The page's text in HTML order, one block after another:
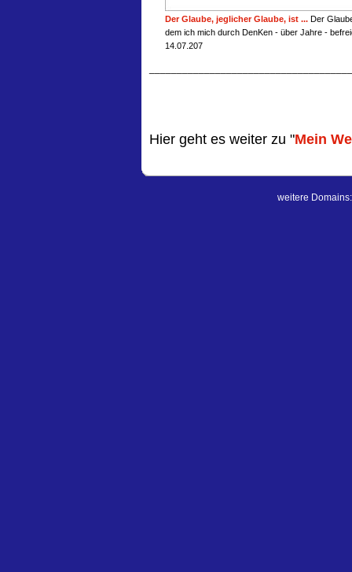
Der Glaube, jeglicher Glaube, ist ... Der
dem ich mich durch DenKen - über Jahre -
14.07.207
Hier geht es weiter zu "Mein
weitere